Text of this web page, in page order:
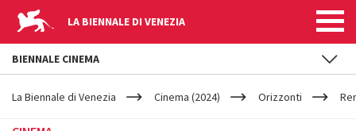
LA BIENNALE DI VENEZIA
YOUR
ARE
La Biennale di Venezia Cinema (2024) Orizzonti
BIENNALE CINEMA